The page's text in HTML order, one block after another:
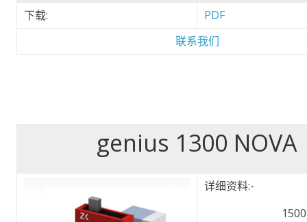
下载:
PDF
联系我们
genius 1300 NOVA
详细资料:-